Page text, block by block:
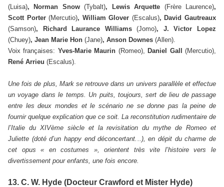
(Luisa), Norman Snow(Tybalt), Lewis Arquette (Frère Laurence),
Scott Porter(Mercutio), William Glover (Escalus), David Gautreaux
(Samson), Richard Laurance Williams(Jomo), J. Victor Lopez
(Chuey), Jean Marie Hon (Jane), Anson Downes (Allen).
Voix françaises: Yves-Marie Maurin (Romeo),Daniel Gall(Mercutio),
René Arrieu (Escalus).
Une fois de plus, Mark se retrouve dans un univers parallèle et effectue
un voyage dans le temps. Un puits, toujours, sert de lieu de passage
entre les deux mondes et le scénario ne se donne pas la peine de
fournir quelque explication que ce soit. La reconstitution rudimentaire de
l’Italie du XIVème siècle et la revisitation du mythe de Romeo et
Juliette (doté d’un happy end déconcertant...), en dépit du charme de
cet opus « en costumes », orientent très vite l’histoire vers le
divertissement pour enfants, une fois encore.
13. C. W. Hyde (Docteur Crawford et Mister Hyde)